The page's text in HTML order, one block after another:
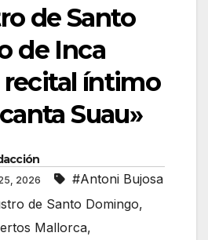
de Santo
de Inca
recital íntimo
Suau»
2026
#Antoni Bujosa
de Santo Domingo,
Mallorca,